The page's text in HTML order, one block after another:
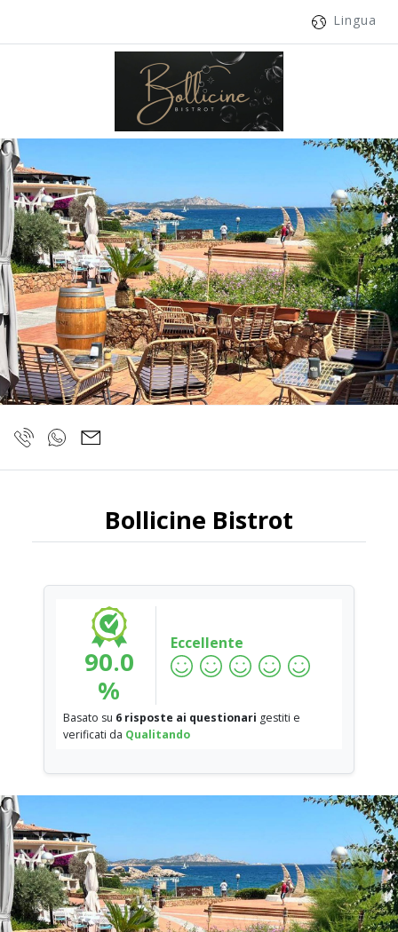
Lingua
Bollicine Bistrot
90.0
%
Eccellente
Basato su 6 risposte ai questionari gestiti e
verificati da Qualitando